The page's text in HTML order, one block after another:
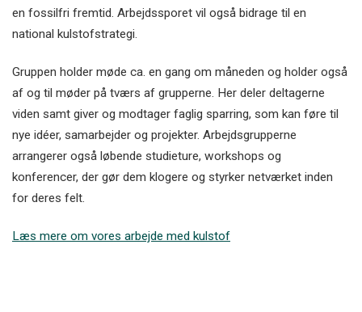
en fossilfri fremtid. Arbejdssporet vil også bidrage til en
national kulstofstrategi.
Gruppen holder møde ca. en gang om måneden og holder også
af og til møder på tværs af grupperne. Her deler deltagerne
viden samt giver og modtager faglig sparring, som kan føre til
nye idéer, samarbejder og projekter. Arbejdsgrupperne
arrangerer også løbende studieture, workshops og
konferencer, der gør dem klogere og styrker netværket inden
for deres felt.
Læs mere om vores arbejde med kulstof